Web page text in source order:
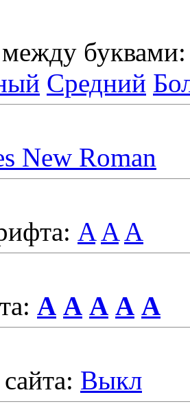
буквами:
Средний
New Roman
A A A
A A A A A
Выкл